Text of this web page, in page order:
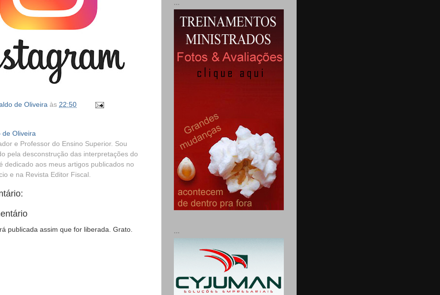
de Oliveira às 22:50
de Oliveira
e Professor do Ensino Superior. Sou
pela desconstrução das interpretações do
dedicado aos meus artigos publicados no
e na Revista Editor Fiscal.
publicada assim que for liberada. Grato.
...
...